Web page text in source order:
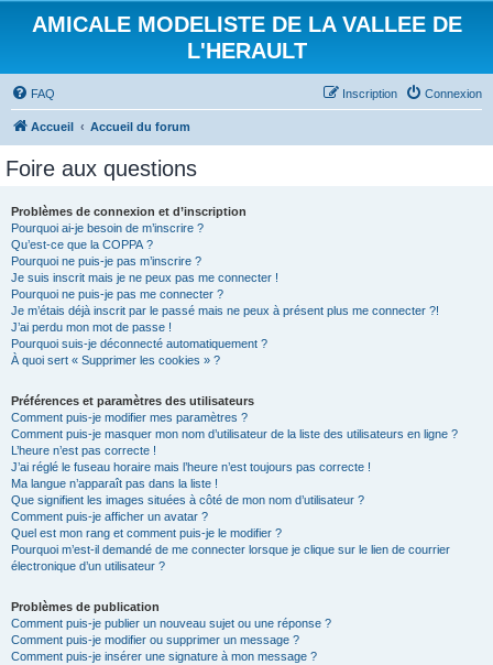
AMICALE MODELISTE DE LA VALLEE DE
L'HERAULT
FAQ Connexion
Inscription
Accueil Accueil du forum
Foire aux questions
Problèmes de connexion et d’inscription
Pourquoi ai-je besoin de m’inscrire ?
Qu’est-ce que la COPPA ?
Pourquoi ne puis-je pas m’inscrire ?
Je suis inscrit mais je ne peux pas me connecter !
Pourquoi ne puis-je pas me connecter ?
Je m’étais déjà inscrit par le passé mais ne peux à présent plus me connecter ?!
J’ai perdu mon mot de passe !
Pourquoi suis-je déconnecté automatiquement ?
À quoi sert « Supprimer les cookies » ?
Préférences et paramètres des utilisateurs
Comment puis-je modifier mes paramètres ?
Comment puis-je masquer mon nom d’utilisateur de la liste des utilisateurs en ligne ?
L’heure n’est pas correcte !
J’ai réglé le fuseau horaire mais l’heure n’est toujours pas correcte !
Ma langue n’apparaît pas dans la liste !
Que signifient les images situées à côté de mon nom d’utilisateur ?
Comment puis-je afficher un avatar ?
Quel est mon rang et comment puis-je le modifier ?
Pourquoi m’est-il demandé de me connecter lorsque je clique sur le lien de courrier
électronique d’un utilisateur ?
Problèmes de publication
Comment puis-je publier un nouveau sujet ou une réponse ?
Comment puis-je modifier ou supprimer un message ?
Comment puis-je insérer une signature à mon message ?